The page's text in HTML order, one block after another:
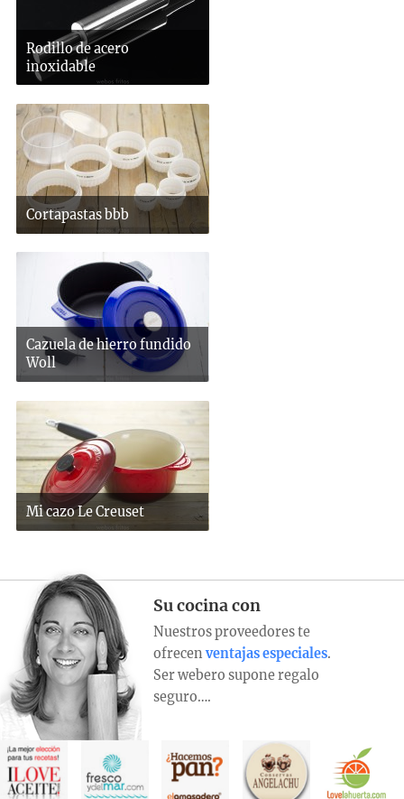
Rodillo de acero
inoxidable
Cortapastas bbb
Cazuela de hierro fundido
Woll
Mi cazo Le Creuset
Su cocina con
Nuestros proveedores te
ofrecen ventajas especiales.
Ser webero supone regalo
seguro….